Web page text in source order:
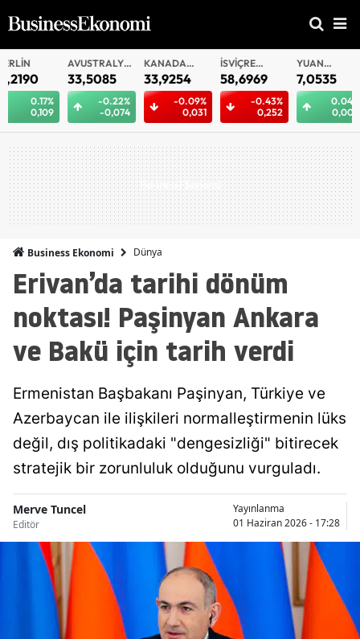
AVUSTRALYA
DOLARI
33,5085
-0.22%
-0,074
KANADA
DOLARI
33,9254
-0.09%
0,031
İSVIÇRE
FRANKI
58,6969
-0.43%
0,252
YUAN
OFFSHORE
7,0535
0.04%
0,003
YUAN
7,0532
Business Ekonomi Dünya
Erivan’da tarihi dönüm
noktası! Paşinyan Ankara
ve Bakü için tarih verdi
Ermenistan Başbakanı Paşinyan, Türkiye ve
Azerbaycan ile ilişkileri normalleştirmenin lüks
değil, dış politikadaki "dengesizliği" bitirecek
stratejik bir zorunluluk olduğunu vurguladı.
Merve Tuncel
Editör
Yayınlanma
01 Haziran 2026 - 17:28